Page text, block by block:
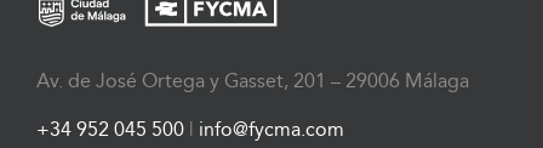
Av. de José Ortega y Gasset, 201 – 29006 Málaga
+34 952 045 500 | info@fycma.com